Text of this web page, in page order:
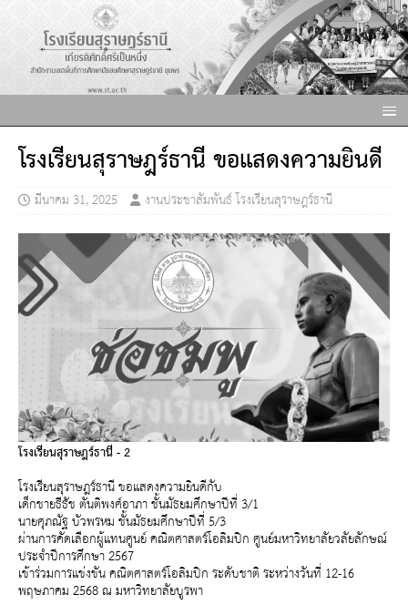
โรงเรียนสุราษฎร์ธานี ขอแสดงความยินดี
มีนาคม 31, 2025 งานประชาสัมพันธ์ โรงเรียนสุราษฎร์ธานี
โรงเรียนสุราษฎร์ธานี - 2
โรงเรียนสุราษฎร์ธานี ขอแสดงความยินดีกับ
เด็กชายธีธัช ตันติพงศ์อาภา ชั้นมัธยมศึกษาปีที่ 3/1
นายศุภณัฐ บัวพรหม ชั้นมัธยมศึกษาปีที่ 5/3
ผ่านการคัดเลือกผู้แทนศูนย์ คณิตศาสตร์โอลิมปิก ศูนย์มหาวิทยาลัยวลัยลักษณ์
ประจำปีการศึกษา 2567
เข้าร่วมการแข่งขัน คณิตศาสตร์โอลิมปิก ระดับชาติ ระหว่างวันที่ 12-16
พฤษภาคม 2568 ณ มหาวิทยาลัยบูรพา